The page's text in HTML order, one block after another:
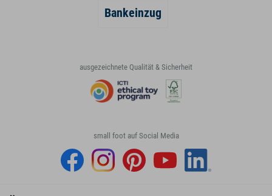
Bankeinzug
ausgezeichnete Qualität & Sicherheit
small foot auf Social Media